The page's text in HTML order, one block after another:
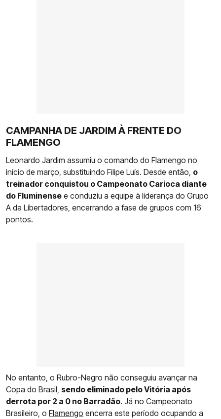
CAMPANHA DE JARDIM À FRENTE DO
FLAMENGO
Leonardo Jardim assumiu o comando do Flamengo no
início de março, substituindo Filipe Luís. Desde então, o
treinador conquistou o Campeonato Carioca diante
do Fluminense e conduziu a equipe à liderança do Grupo
A da Libertadores, encerrando a fase de grupos com 16
pontos.
No entanto, o Rubro-Negro não conseguiu avançar na
Copa do Brasil, sendo eliminado pelo Vitória após
derrota por 2 a 0 no Barradão. Já no Campeonato
Brasileiro, o Flamengo encerra este período ocupando a